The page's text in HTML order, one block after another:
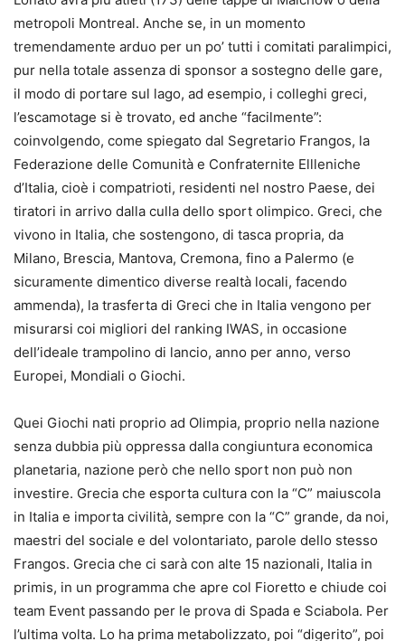
metropoli Montreal. Anche se, in un momento
tremendamente arduo per un po’ tutti i comitati paralimpici,
pur nella totale assenza di sponsor a sostegno delle gare,
il modo di portare sul lago, ad esempio, i colleghi greci,
l’escamotage si è trovato, ed anche “facilmente”:
coinvolgendo, come spiegato dal Segretario Frangos, la
Federazione delle Comunità e Confraternite Ellleniche
d’Italia, cioè i compatrioti, residenti nel nostro Paese, dei
tiratori in arrivo dalla culla dello sport olimpico. Greci, che
vivono in Italia, che sostengono, di tasca propria, da
Milano, Brescia, Mantova, Cremona, fino a Palermo (e
sicuramente dimentico diverse realtà locali, facendo
ammenda), la trasferta di Greci che in Italia vengono per
misurarsi coi migliori del ranking IWAS, in occasione
dell’ideale trampolino di lancio, anno per anno, verso
Europei, Mondiali o Giochi.
Quei Giochi nati proprio ad Olimpia, proprio nella nazione
senza dubbia più oppressa dalla congiuntura economica
planetaria, nazione però che nello sport non può non
investire. Grecia che esporta cultura con la “C” maiuscola
in Italia e importa civilità, sempre con la “C” grande, da noi,
maestri del sociale e del volontariato, parole dello stesso
Frangos. Grecia che ci sarà con alte 15 nazionali, Italia in
primis, in un programma che apre col Fioretto e chiude coi
team Event passando per le prova di Spada e Sciabola. Per
l’ultima volta. Lo ha prima metabolizzato, poi “digerito”, poi